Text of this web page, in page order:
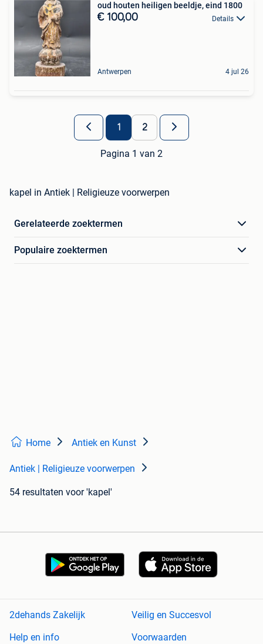
oud houten heiligen beeldje, eind 1800
€ 100,00 Details
Antwerpen 4 jul 26
1 2
Pagina 1 van 2
kapel in Antiek | Religieuze voorwerpen
Gerelateerde zoektermen
Populaire zoektermen
Home Antiek en Kunst
Antiek | Religieuze voorwerpen
54 resultaten voor 'kapel'
2dehands Zakelijk
Veilig en Succesvol
Help en info
Voorwaarden